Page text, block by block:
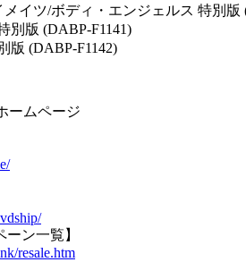
イツ/ボディ・エンジェルス 特別版
別版 (DABP-F1141)
版 (DABP-F1142)
ームページ
ン一覧】
resale.htm